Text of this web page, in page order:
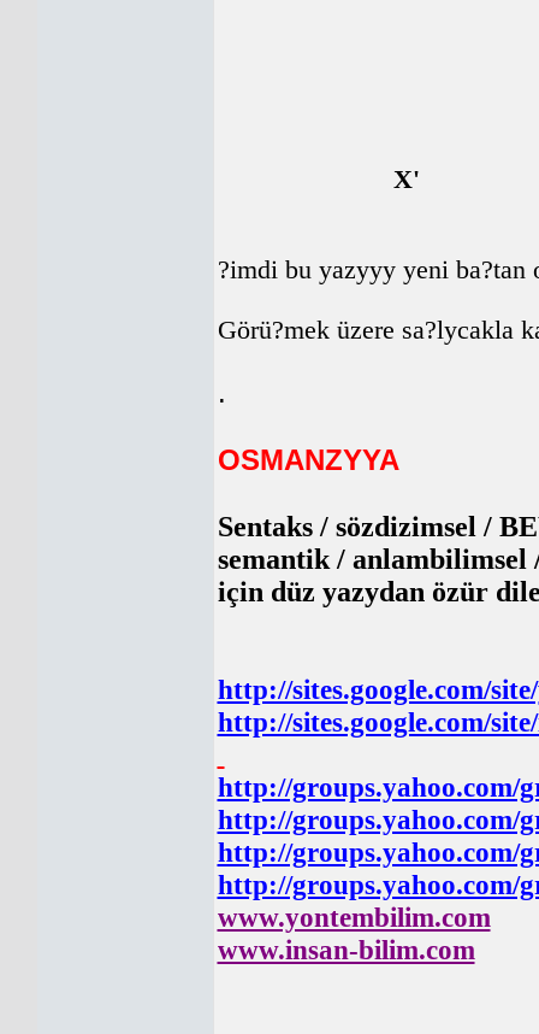
X'
?imdi bu yazyyy yeni
Görü?mek üzere sa?lycakla
.
OSMANZYYA
Sentaks / sözdizimsel /
semantik /
için düz yazydan özür
http://sites.google.com/
http://sites.google.com/
http://groups.yahoo.com/
http://groups.yahoo.com/
http://groups.yahoo.com/
http://groups.yahoo.com/
www.yontembilim.com
www.insan-bilim.com